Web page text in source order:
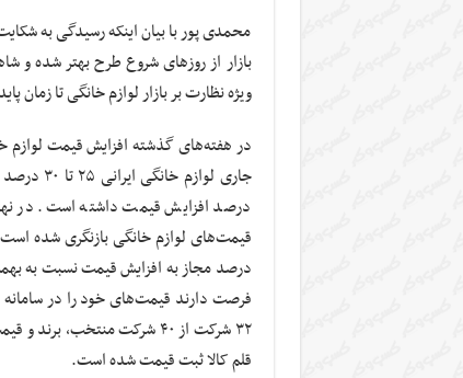
محمدی پور با بیان اینکه رسیدگی به
بازار از روزهای شروع طرح بهتر شده و
ویژه نظارت بر بازار لوازم خانگی تا زمان
در هفته‌های گذشته افزایش قیمت لوازم
درصد افزایش قیمت داشته است. در
قلم کالا ثبت قیمت شده است.